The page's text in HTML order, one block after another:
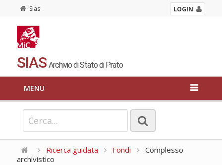
Sias LOGIN
SIAS Archivio di Stato di Prato
MENU
Ricerca guidata Fondi
Complesso
archivistico